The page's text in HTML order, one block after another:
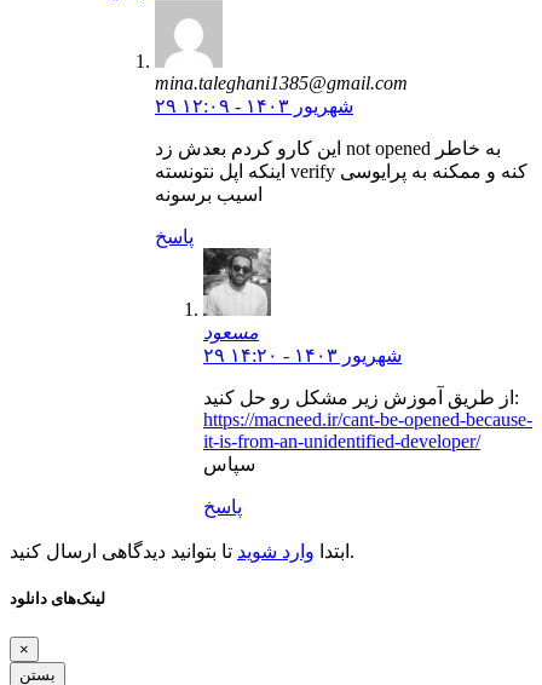
mina.taleghani1385@gmail.com
۲۹ شهریور ۱۴۰۳ - ۱۲:۰۹
این کارو کردم بعدش زد not opened به خاطر
اینکه اپل نتونسته verify کنه و ممکنه به پرایوسی
اسیب برسونه
پاسخ
مسعود
۲۹ شهریور ۱۴۰۳ - ۱۴:۲۰
از طریق آموزش زیر مشکل رو حل کنید:
https://macneed.ir/cant-be-opened-because-
it-is-from-an-unidentified-developer/
سپاس
پاسخ
ابتدا وارد شوید تا بتوانید دیدگاهی ارسال کنید.
لینک‌های دانلود
×
بستن